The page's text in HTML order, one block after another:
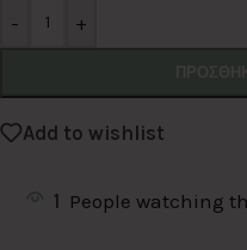
- +
Alternative:
Add to wishlist
1 People watching